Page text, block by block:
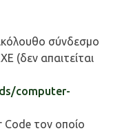
σύνδεσμο
(δεν απαιτείται
computer-
Code τον οποίο